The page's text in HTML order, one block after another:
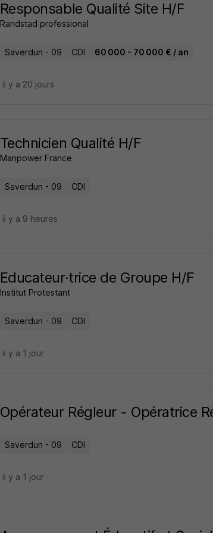
Responsable Qualité Site H/F
Randstad professional
Saverdun - 09 CDI 60 000 - 70 000 € / an
il y a 20 jours
Technicien Qualité H/F
Manpower France
Saverdun - 09 CDI
il y a 9 heures
Educateur·trice de Groupe H/F
Institut Protestant
Saverdun - 09 CDI
il y a 1 jour
Opérateur Régleur - Opératrice
Saverdun - 09 CDI
il y a 1 jour